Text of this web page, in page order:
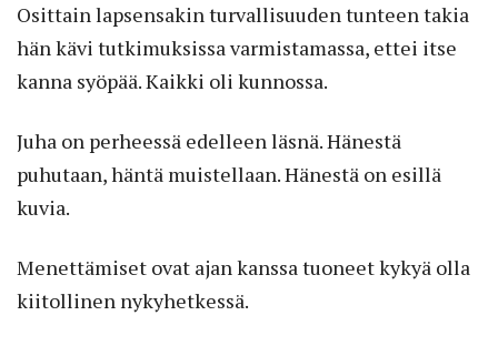
Osittain lapsensakin turvallisuuden tunteen takia
hän kävi tutkimuksissa varmistamassa, ettei itse
kanna syöpää. Kaikki oli kunnossa.
Juha on perheessä edelleen läsnä. Hänestä
puhutaan, häntä muistellaan. Hänestä on esillä
kuvia.
Menettämiset ovat ajan kanssa tuoneet kykyä olla
kiitollinen nykyhetkessä.